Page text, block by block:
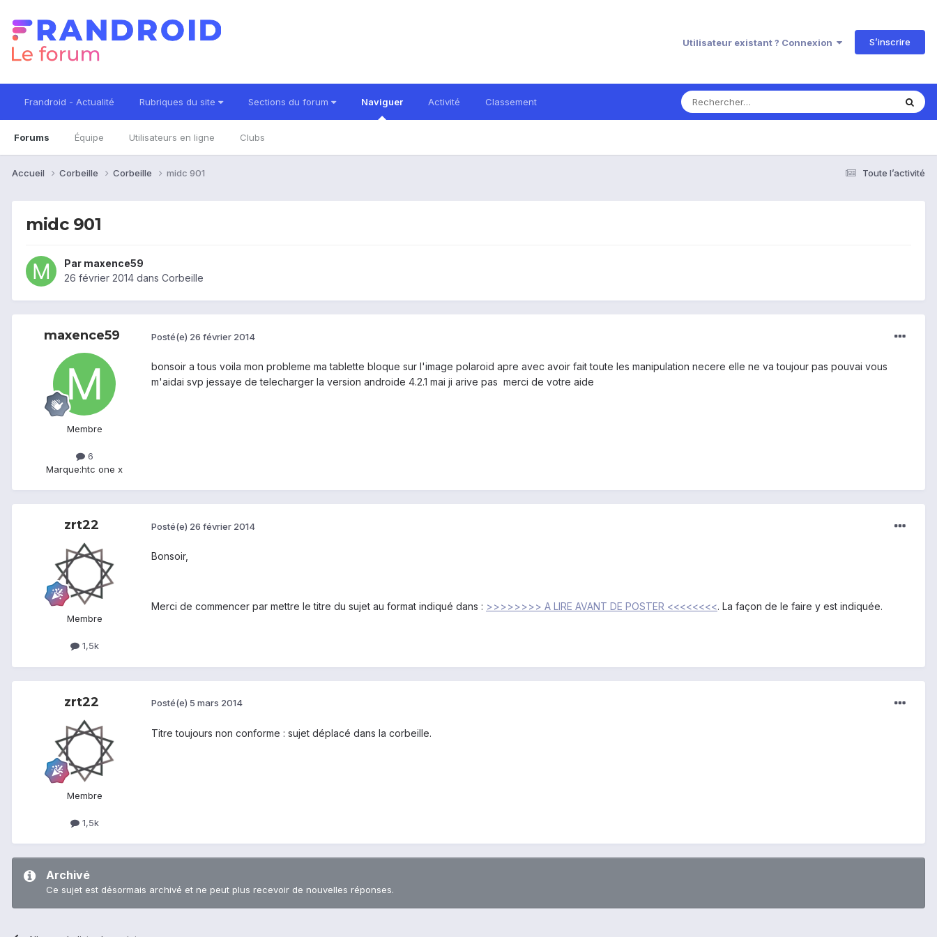
Utilisateur existant ? Connexion S’inscrire
Frandroid - Actualité Rubriques du site Sections du forum Naviguer
Forums Équipe Utilisateurs en ligne Clubs
Activité Classement
Toute l’activité
Accueil Corbeille Corbeille midc 901
midc 901
Par maxence59
26 février 2014 dans Corbeille
maxence59
Membre
6
Marque:htc one x
Posté(e) 26 février 2014
bonsoir a tous voila mon probleme ma tablette bloque sur l'image polaroid apre avec avoir fait toute les manipulation necere elle ne va toujour pas pouvai vous
m'aidai svp jessaye de telecharger la version androide 4.2.1 mai ji arive pas merci de votre aide
zrt22
Membre
1,5k
Posté(e) 26 février 2014
Bonsoir,
Merci de commencer par mettre le titre du sujet au format indiqué dans : >>>>>>>> A LIRE AVANT DE POSTER <<<<<<<<. La façon de le faire y est indiquée.
zrt22
Membre
1,5k
Posté(e) 5 mars 2014
Titre toujours non conforme : sujet déplacé dans la corbeille.
Archivé
Ce sujet est désormais archivé et ne peut plus recevoir de nouvelles réponses.